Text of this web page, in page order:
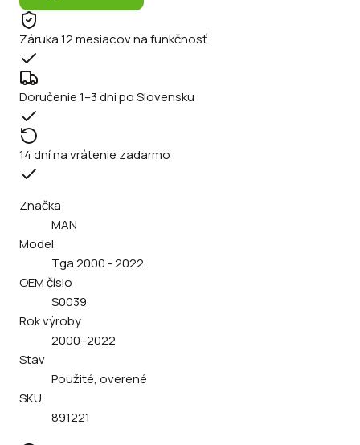
Záruka 12 mesiacov na funkčnosť
Doručenie 1–3 dni po Slovensku
14 dní na vrátenie zadarmo
Značka
MAN
Model
Tga 2000 - 2022
OEM číslo
S0039
Rok výroby
2000–2022
Stav
Použité, overené
SKU
891221